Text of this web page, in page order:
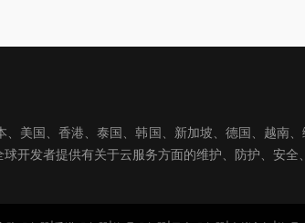
美国、香港、泰国、韩国、新加坡、德国、越南
开发者提供有关于云服务方面的维护、防护、安全